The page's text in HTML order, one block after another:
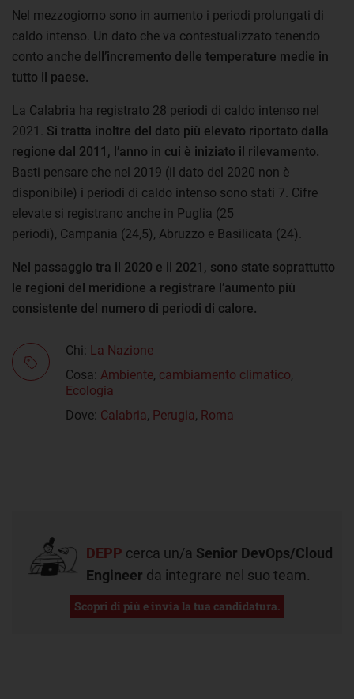
Nel mezzogiorno sono in aumento i periodi prolungati di
caldo intenso. Un dato che va contestualizzato tenendo
conto anche dell’incremento delle temperature medie in
tutto il paese.
La Calabria ha registrato 28 periodi di caldo intenso nel
2021. Si tratta inoltre del dato più elevato riportato dalla
regione dal 2011, l’anno in cui è iniziato il rilevamento.
Basti pensare che nel 2019 (il dato del 2020 non è
disponibile) i periodi di caldo intenso sono stati 7. Cifre
elevate si registrano anche in Puglia (25
periodi), Campania (24,5), Abruzzo e Basilicata (24).
Nel passaggio tra il 2020 e il 2021, sono state soprattutto
le regioni del meridione a registrare l’aumento più
consistente del numero di periodi di calore.
Chi: La Nazione
Cosa: Ambiente, cambiamento climatico,
Ecologia
Dove: Calabria, Perugia, Roma
DEPP cerca un/a Senior DevOps/Cloud
Engineer da integrare nel suo team.
Scopri di più e invia la tua candidatura.